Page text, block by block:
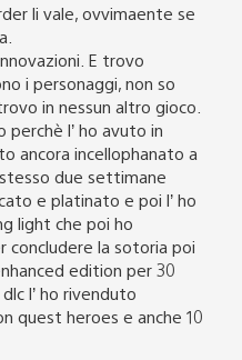
li vale, ovvimaente se
E trovo
i personaggi, non so
in nessun altro gioco.
perchè l’ ho avuto in
ancora incellophanato a
due settimane
e platinato e poi l’ ho
light che poi ho
concludere la sotoria poi
edition per 30
l’ ho rivenduto
quest heroes e anche 10